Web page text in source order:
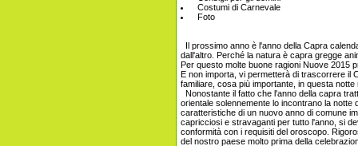
Costumi di Carnevale
Foto
Il prossimo anno è l'anno della Capra
dall'altro. Perché la natura è capra gregge
Per questo molte buone ragioni Nuove 2015
E non importa, vi permetterà di trascorrere il
familiare, cosa più importante, in questa
Nonostante il fatto che l'anno della capra
orientale solennemente lo incontrano la
caratteristiche di un nuovo anno di comune
capricciosi e stravaganti per tutto l'anno, si
conformità con i requisiti del oroscopo.
del nostro paese molto prima della